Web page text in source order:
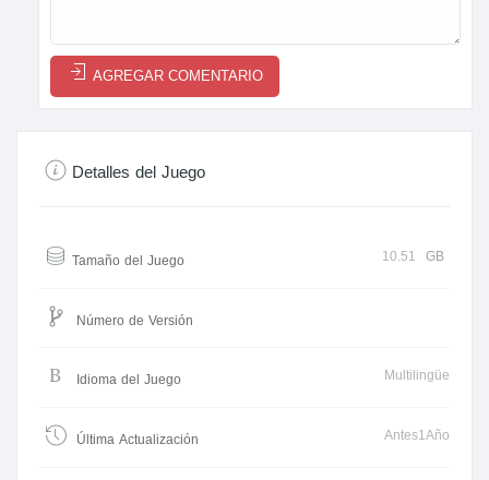
AGREGAR COMENTARIO
Detalles del Juego
Tamaño del Juego 10.51 GB
Número de Versión
Idioma del Juego Multilingüe
Última Actualización Antes1Año